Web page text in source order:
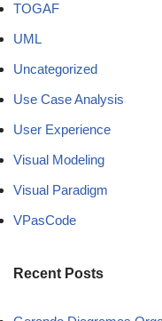
TOGAF
UML
Uncategorized
Use Case Analysis
User Experience
Visual Modeling
Visual Paradigm
VPasCode
Recent Posts